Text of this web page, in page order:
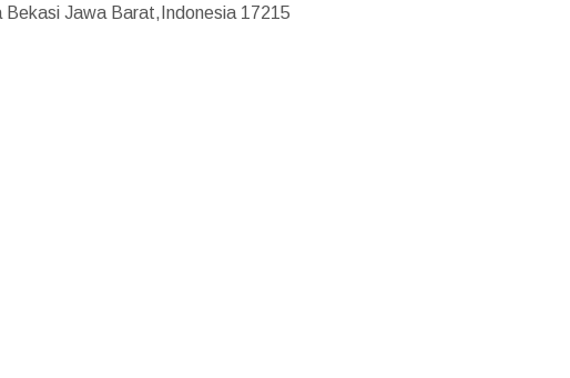
Jawa Barat,Indonesia 17215